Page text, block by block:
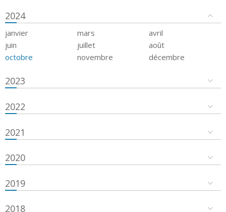
2024
janvier mars
avril
juin
juillet
août
octobre
novembre décembre
2023
2022
2021
2020
2019
2018